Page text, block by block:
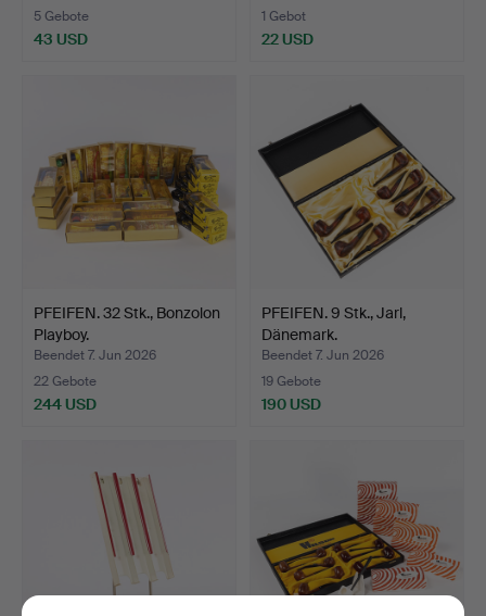
5 Gebote
43 USD
1 Gebot
22 USD
PFEIFEN. 32 Stk., Bonzolon
Playboy.
Beendet 7. Jun 2026
22 Gebote
244 USD
PFEIFEN. 9 Stk., Jarl,
Dänemark.
Beendet 7. Jun 2026
19 Gebote
190 USD